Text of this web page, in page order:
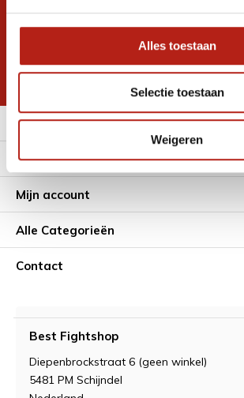
Alles toestaan
Selectie toestaan
Weigeren
promoties
* Lees hier de wettelijke beperkingen
Meer informatie
Klantenservice
Mijn account
Alle Categorieën
Contact
Best Fightshop
Diepenbrockstraat 6 (geen winkel)
5481 PM Schijndel